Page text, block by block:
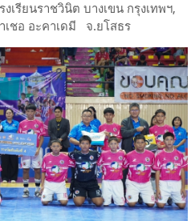
เรียนราชวินิต บางเขน กรุงเทพฯ,
เชอ อะคาเดมี จ.ยโสธร